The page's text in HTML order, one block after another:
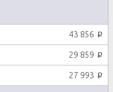
43 856 p
29 859 p
27 993 p